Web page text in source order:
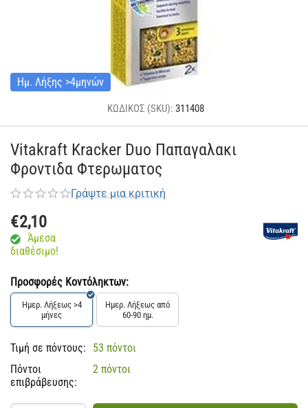
Ημ. Λήξης >4μηνών
ΚΩΔΙΚΟΣ (SKU): 311408
Vitakraft Kracker Duo Παπαγαλακι
Φροντιδα Φτερωματος
Γράψτε μια κριτική
€2,10
Άμεσα
διαθέσιμο!
Προσφορές Κοντόληκτων:
Ημερ. Λήξεως >4
μήνες
Ημερ. Λήξεως από
60-90 ημ.
Τιμή σε πόντους:
53 πόντοι
Πόντοι
επιβράβευσης:
2 πόντοι